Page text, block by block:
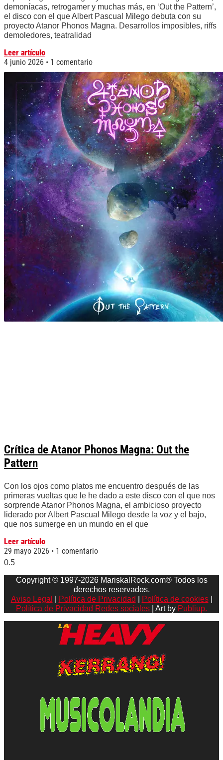
demoníacas, retrogamer y muchas más, en ‘Out the Pattern’,
el disco con el que Albert Pascual Milego debuta con su
proyecto Atanor Phonos Magna. Desarrollos imposibles, riffs
demoledores, teatralidad
Leer artículo
4 junio 2026
1 comentario
Crítica de Atanor Phonos Magna: Out the
Pattern
Con los ojos como platos me encuentro después de las
primeras vueltas que le he dado a este disco con el que nos
sorprende Atanor Phonos Magna, el ambicioso proyecto
liderado por Albert Pascual Milego desde la voz y el bajo,
que nos sumerge en un mundo en el que
Leer artículo
29 mayo 2026
1 comentario
Copyright © 1997-2026 MariskalRock.com® Todos los
derechos reservados.
Aviso Legal
Política de Privacidad Política de cookies|
Política de Privacidad Redes sociales
| Art by Publiup.